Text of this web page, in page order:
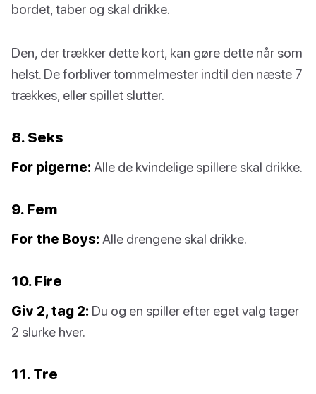
bordet, taber og skal drikke.
Den, der trækker dette kort, kan gøre dette når som
helst. De forbliver tommelmester indtil den næste 7
trækkes, eller spillet slutter.
8. Seks
For pigerne: Alle de kvindelige spillere skal drikke.
9. Fem
For the Boys: Alle drengene skal drikke.
10. Fire
Giv 2, tag 2: Du og en spiller efter eget valg tager
2 slurke hver.
11. Tre